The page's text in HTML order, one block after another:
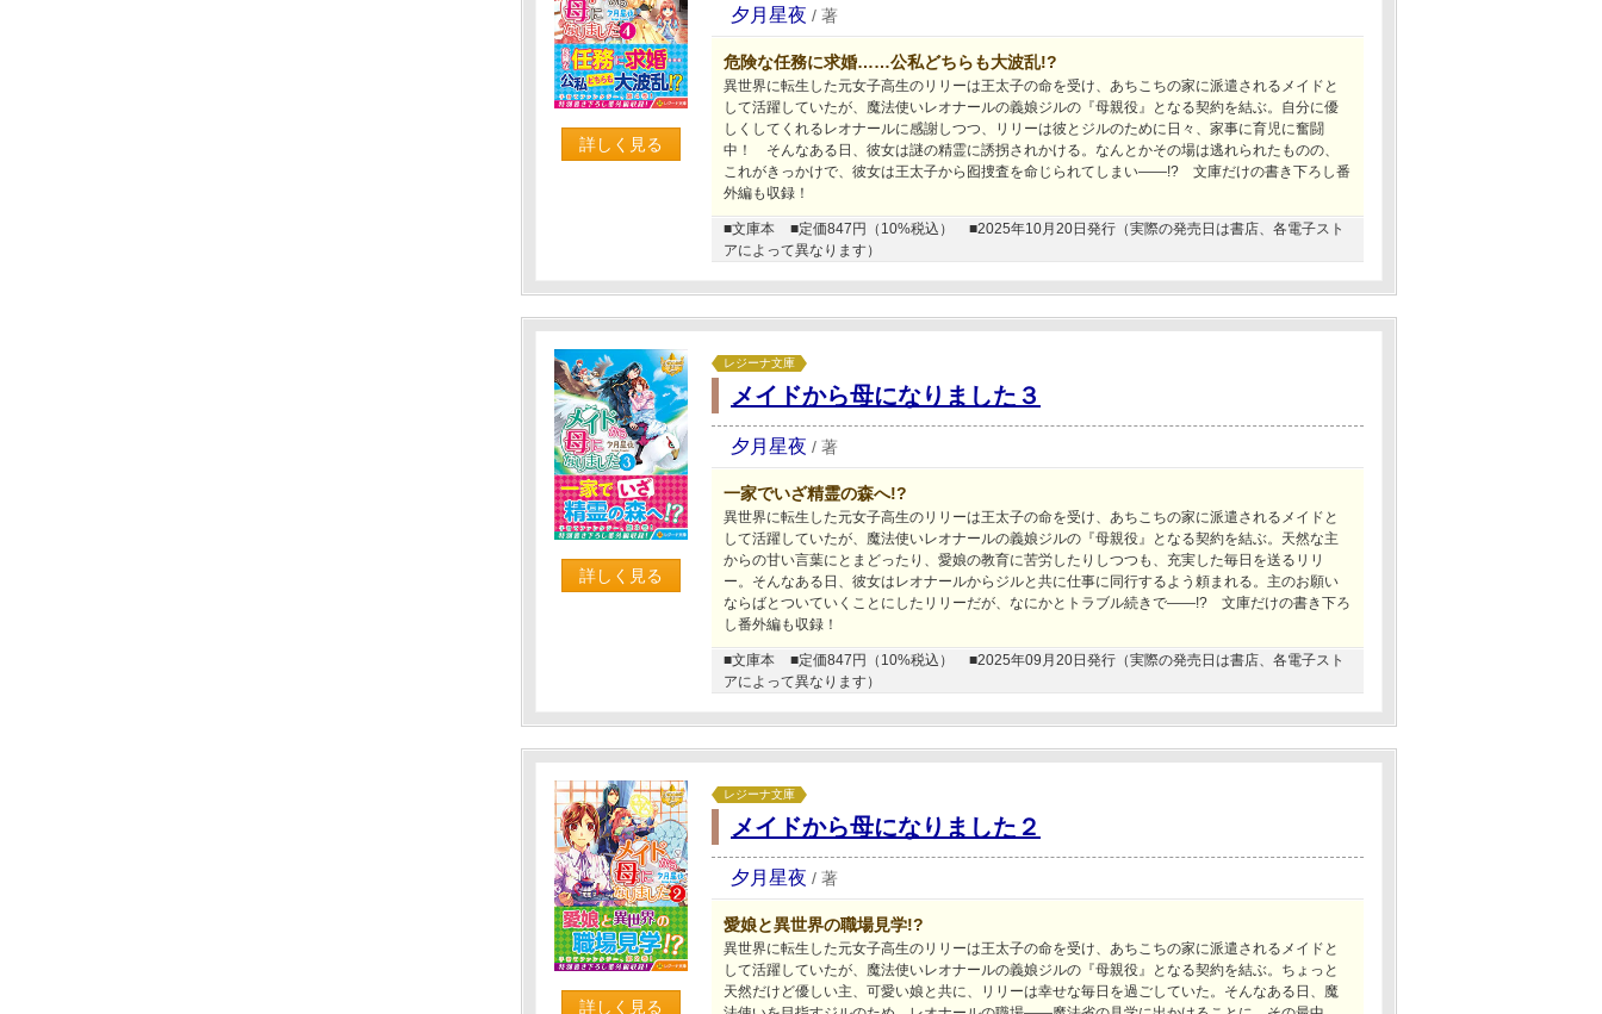
詳しく見る
夕月星夜 / 著
危険な任務に求婚……公私どちらも大波乱!?
異世界に転生した元女子高生のリリーは王太子の命を受け、あちこちの家に派遣されるメイドと
して活躍していたが、魔法使いレオナールの義娘ジルの『母親役』となる契約を結ぶ。自分に優
しくしてくれるレオナールに感謝しつつ、リリーは彼とジルのために日々、家事に育児に奮闘
中！ そんなある日、彼女は謎の精霊に誘拐されかける。なんとかその場は逃れられたものの、
これがきっかけで、彼女は王太子から囮捜査を命じられてしまい――!? 文庫だけの書き下ろし番
外編も収録！
■文庫本 ■定価847円（10%税込）
■2025年10月20日発行（実際の発売日は書店、各電子スト
アによって異なります）
詳しく見る
レジーナ文庫
メイドから母になりました３
夕月星夜 / 著
一家でいざ精霊の森へ!?
異世界に転生した元女子高生のリリーは王太子の命を受け、あちこちの家に派遣されるメイドと
して活躍していたが、魔法使いレオナールの義娘ジルの『母親役』となる契約を結ぶ。天然な主
からの甘い言葉にとまどったり、愛娘の教育に苦労したりしつつも、充実した毎日を送るリリ
ー。そんなある日、彼女はレオナールからジルと共に仕事に同行するよう頼まれる。主のお願い
ならばとついていくことにしたリリーだが、なにかとトラブル続きで――!? 文庫だけの書き下ろ
し番外編も収録！
■文庫本 ■定価847円（10%税込）
■2025年09月20日発行（実際の発売日は書店、各電子スト
アによって異なります）
詳しく見る
レジーナ文庫
メイドから母になりました２
夕月星夜 / 著
愛娘と異世界の職場見学!?
異世界に転生した元女子高生のリリーは王太子の命を受け、あちこちの家に派遣されるメイドと
して活躍していたが、魔法使いレオナールの義娘ジルの『母親役』となる契約を結ぶ。ちょっと
天然だけど優しい主、可愛い娘と共に、リリーは幸せな毎日を過ごしていた。そんなある日、魔